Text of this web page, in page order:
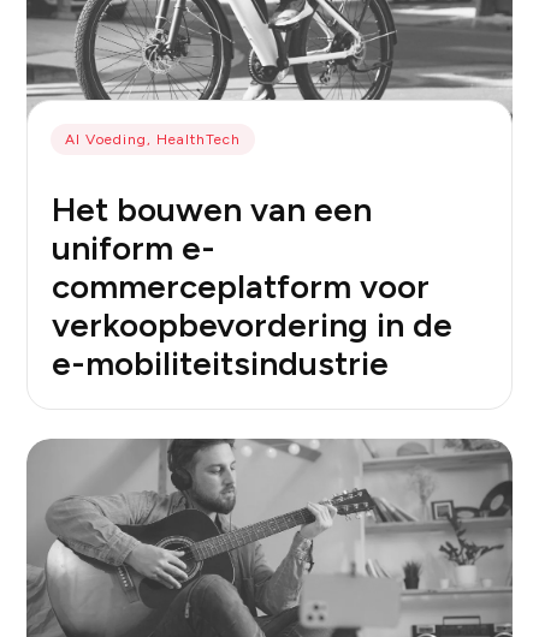
AI Voeding, HealthTech
Het bouwen van een
uniform e-
commerceplatform voor
verkoopbevordering in de
e-mobiliteitsindustrie